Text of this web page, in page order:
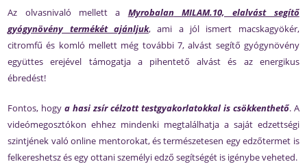
Az olvasnivaló mellett a Myrobalan
MILAM.10, elalvást segítő
gyógynövény termékét ajánljuk, ami a jól ismert macskagyökér,
citromfű és komló mellett még további 7, alvást segítő gyógynövény
együttes erejével támogatja a pihentető alvást és az energikus
ébredést!
Fontos, hogya hasi zsír célzott testgyakorlatokkal is csökkenthető. A
videómegosztókon ehhez mindenki megtalálhatja a saját edzettségi
szintjének való online mentorokat, és természetesen egy edzőtermet is
felkereshetsz és egy ottani személyi edző segítségét is igénybe veheted.